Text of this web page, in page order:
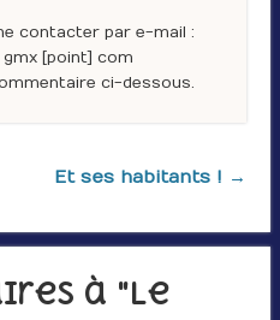
contacter par e-mail :
[point] com
ci-dessous.
Et ses habitants ! →
à "Le